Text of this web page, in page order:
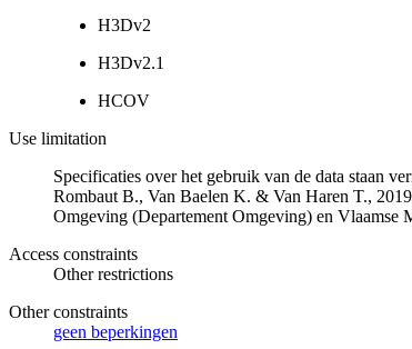
H3Dv2
H3Dv2.1
HCOV
Use limitation
Specificaties over het gebruik van de data staan
Rombaut B., Van Baelen K. & Van Haren T.,
Omgeving (Departement Omgeving) en
Access constraints
Other restrictions
Other constraints
geen beperkingen